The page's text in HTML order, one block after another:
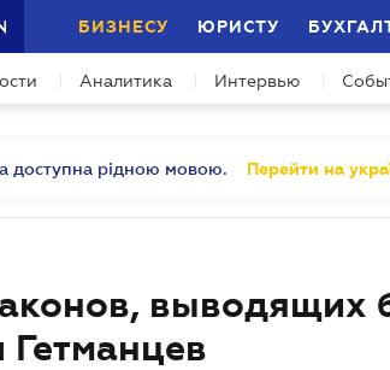
БИЗНЕСУ ЮРИСТУ
Аналитика Интервью
доступна рідною мовою. Перейти на
выводящих